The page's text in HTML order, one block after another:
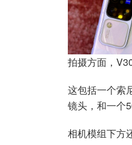
拍摄方面，
这包括一个索
镜头，和一个
相机模组下方